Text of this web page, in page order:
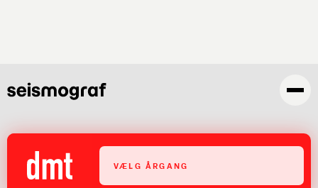
VÆLG ÅRGANG